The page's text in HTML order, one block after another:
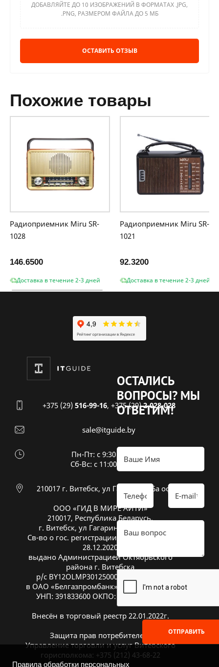
ДОБАВЛЯЙТЕ ДО 10 ИЗОБРАЖЕНИЙ В ФОРМАТАХ .JPG,
.PNG, РАЗМЕРОМ ФАЙЛА ДО 5 МБ
ОСТАВИТЬ ОТЗЫВ
похожие товары
Радиоприемник Miru SR-
1028
146.6500
Доставка в течение 2-3 дней
Радиоприемник Miru SR-
1021
92.3200
Доставка в течение 2-3 дней
+375 (29) 516-99-16, +375 (29)2-028-028
sale@itguide.by
Пн-Пт: с 9:30 до 18:30
Cб-Вс: с 11:00 до 16:00
210017 г. Витебск, ул Гагарина 26а оф 20
ООО «ГИД В МИРЕ АЙТИ»
210017, Республика Беларусь,
г. Витебск, ул Гагарина 26А, оф. 20
Св-во о гос. регистрации № 391833600 от
28.12.2020
выдано Администрацией Октябрьского
района г. Витебска
р/с BY12OLMP30125000269700000933
в ОАО «Белгазпромбанк», код OLMPBY2X
УНП: 391833600 ОКПО: 504669272000
Внесён в торговый реестр 22.01.2022г.
Защита прав потребителей:
Управление торговли и услуг Витебского
горисполкома: +375 (212) 43-68-22
ОСТАЛИСЬ
ВОПРОСЫ? МЫ
ОТВЕТИМ!
ОТПРАВИТЬ
Правила обработки персональных